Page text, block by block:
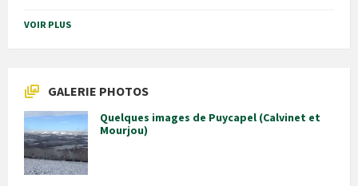
VOIR PLUS
GALERIE PHOTOS
Quelques images de Puycapel (Calvinet et
Mourjou)